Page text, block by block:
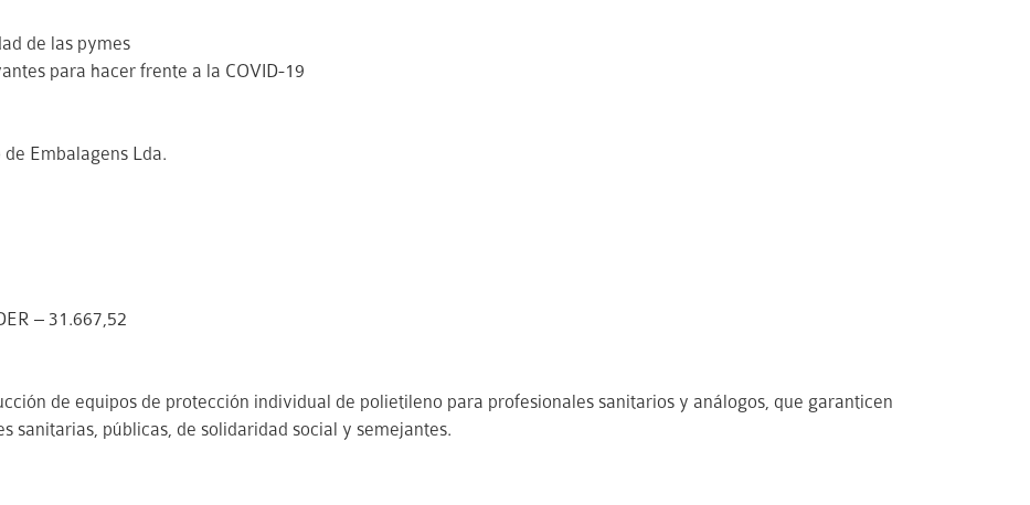
de las pymes
para hacer frente a la COVID-19
de Embalagens Lda.
– 31.667,52
de equipos de protección individual de polietileno para profesionales sanitarios y análogos, que garanticen
sanitarias, públicas, de solidaridad social y semejantes.